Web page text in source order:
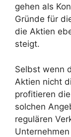
gehen als
Gründe für
die Aktien
steigt.
Selbst wenn
Aktien nicht
profitieren
solchen
regulären